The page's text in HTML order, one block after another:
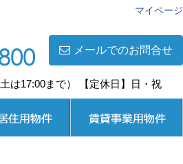
マイページ
メールでのお問合せ
は17:00まで） 【定休日】日・祝